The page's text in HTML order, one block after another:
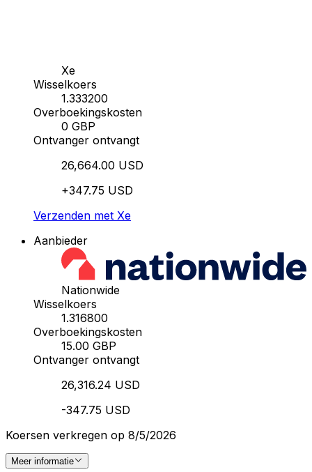
Xe
Wisselkoers
1.333200
Overboekingskosten
0 GBP
Ontvanger ontvangt
26,664.00 USD
+347.75 USD
Verzenden met Xe
Aanbieder
Nationwide
Wisselkoers
1.316800
Overboekingskosten
15.00 GBP
Ontvanger ontvangt
26,316.24 USD
-347.75 USD
Koersen verkregen op 8/5/2026
Meer informatie